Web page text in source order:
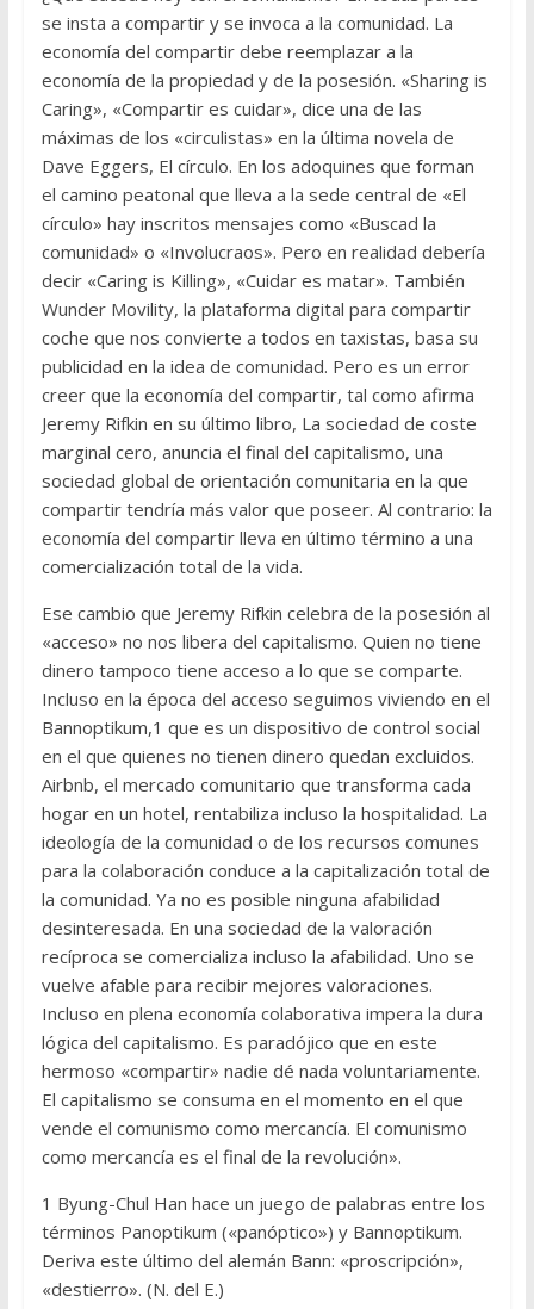
se insta a compartir y se invoca a la comunidad. La
economía del compartir debe reemplazar a la
economía de la propiedad y de la posesión. «Sharing is
Caring», «Compartir es cuidar», dice una de las
máximas de los «circulistas» en la última novela de
Dave Eggers, El círculo. En los adoquines que forman
el camino peatonal que lleva a la sede central de «El
círculo» hay inscritos mensajes como «Buscad la
comunidad» o «Involucraos». Pero en realidad debería
decir «Caring is Killing», «Cuidar es matar». También
Wunder Movility, la plataforma digital para compartir
coche que nos convierte a todos en taxistas, basa su
publicidad en la idea de comunidad. Pero es un error
creer que la economía del compartir, tal como afirma
Jeremy Rifkin en su último libro, La sociedad de coste
marginal cero, anuncia el final del capitalismo, una
sociedad global de orientación comunitaria en la que
compartir tendría más valor que poseer. Al contrario: la
economía del compartir lleva en último término a una
comercialización total de la vida.
Ese cambio que Jeremy Rifkin celebra de la posesión al
«acceso» no nos libera del capitalismo. Quien no tiene
dinero tampoco tiene acceso a lo que se comparte.
Incluso en la época del acceso seguimos viviendo en el
Bannoptikum,1 que es un dispositivo de control social
en el que quienes no tienen dinero quedan excluidos.
Airbnb, el mercado comunitario que transforma cada
hogar en un hotel, rentabiliza incluso la hospitalidad. La
ideología de la comunidad o de los recursos comunes
para la colaboración conduce a la capitalización total de
la comunidad. Ya no es posible ninguna afabilidad
desinteresada. En una sociedad de la valoración
recíproca se comercializa incluso la afabilidad. Uno se
vuelve afable para recibir mejores valoraciones.
Incluso en plena economía colaborativa impera la dura
lógica del capitalismo. Es paradójico que en este
hermoso «compartir» nadie dé nada voluntariamente.
El capitalismo se consuma en el momento en el que
vende el comunismo como mercancía. El comunismo
como mercancía es el final de la revolución».
1 Byung-Chul Han hace un juego de palabras entre los
términos Panoptikum («panóptico») y Bannoptikum.
Deriva este último del alemán Bann: «proscripción»,
«destierro». (N. del E.)